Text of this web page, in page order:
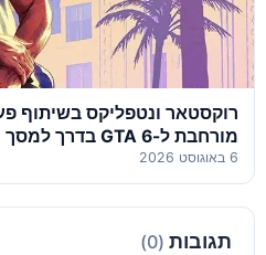
רוקסטאר ונטפליקס בשיתוף
מורחבת ל-GTA 6 בדרך למסך הקטן
6 באוגוסט 2026
תגובות (0)